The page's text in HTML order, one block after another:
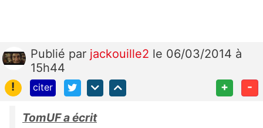
Publié par jackouille2 le 06/03/2014 à
15h44
!
citer + -
TomUF a écrit